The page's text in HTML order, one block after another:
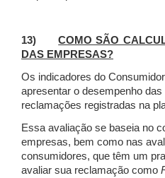
13)COMO SÃO
DAS EMPRESAS?
Os indicadores do
apresentar o desempenho
reclamações registradas na
Essa avaliação se baseia no
empresas, bem como nas
consumidores, que têm um
avaliar sua reclamação como